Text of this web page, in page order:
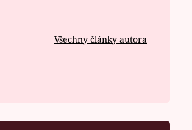
Všechny články autora